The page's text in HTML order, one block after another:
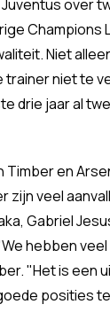
Juventus over
Champions
Niet
trainer niet te
drie jaar al
en
zijn veel
Gabriel
hebben
"Het is een
posities